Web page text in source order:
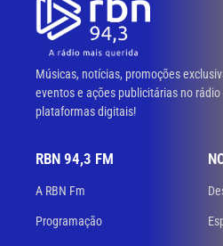
Músicas, notícias, promoções
eventos e ações publicitárias no
plataformas digitais!
RBN 94,3 FM
A RBN Fm
Programação